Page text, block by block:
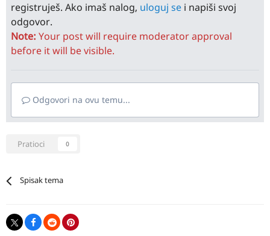
registruješ. Ako imaš nalog, uloguj se i napiši svoj
odgovor.
Note: Your post will require moderator approval
before it will be visible.
Odgovori na ovu temu...
Pratioci 0
Spisak tema